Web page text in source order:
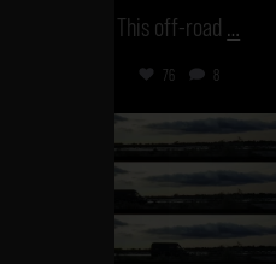
This off-road …
76 8